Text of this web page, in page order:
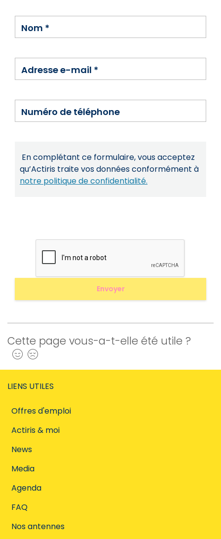
Nom *
Adresse e-mail *
Numéro de téléphone
En complétant ce formulaire, vous acceptez
qu’Actiris traite vos données conformément à
notre politique de confidentialité.
Cette page vous-a-t-elle été utile ?
Oui
LIENS UTILES
Offres d'emploi
Actiris & moi
News
Media
Agenda
FAQ
Nos antennes